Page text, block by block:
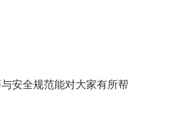
安全规范能对大家有所帮